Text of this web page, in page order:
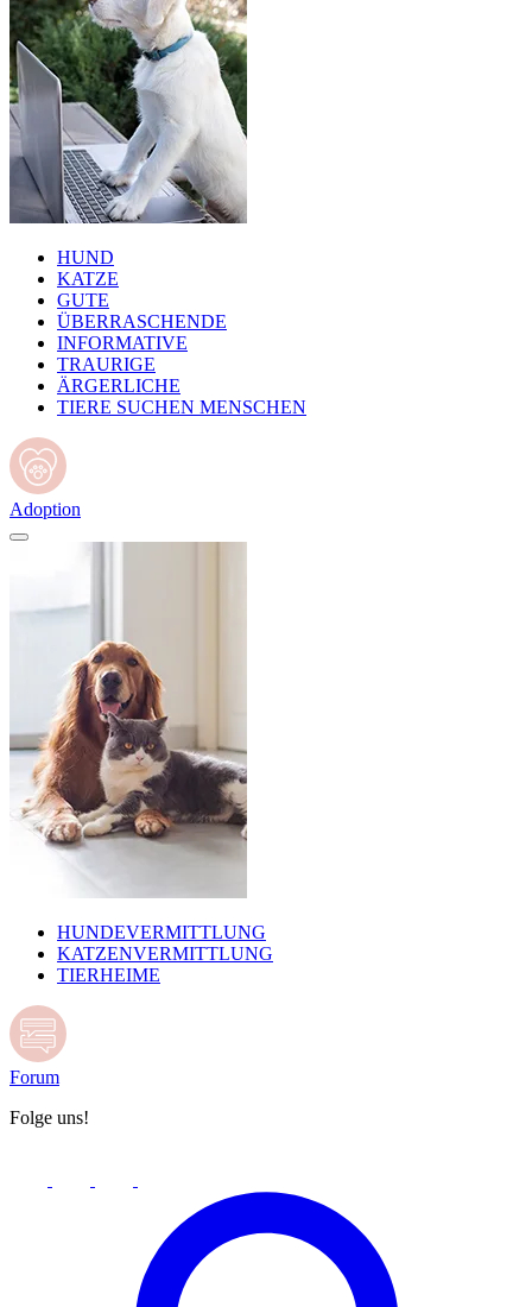
HUND
KATZE
GUTE
ÜBERRASCHENDE
INFORMATIVE
TRAURIGE
ÄRGERLICHE
TIERE SUCHEN MENSCHEN
Adoption
HUNDEVERMITTLUNG
KATZENVERMITTLUNG
TIERHEIME
Forum
Folge uns!